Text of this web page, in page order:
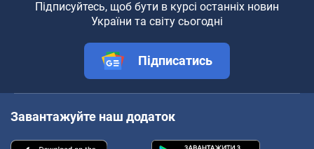
Підписуйтесь, щоб бути в курсі останніх новин
України та світу сьогодні
Підписатись
Завантажуйте наш додаток